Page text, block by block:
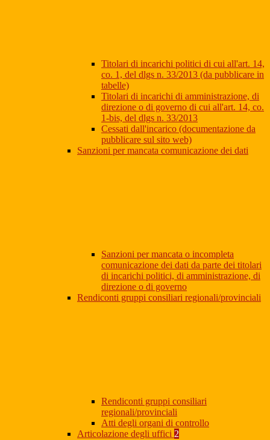
Titolari di incarichi politici di cui all'art. 14,
co. 1, del dlgs n. 33/2013 (da pubblicare in
tabelle)
Titolari di incarichi di amministrazione, di
direzione o di governo di cui all'art. 14, co.
1-bis, del dlgs n. 33/2013
Cessati dall'incarico (documentazione da
pubblicare sul sito web)
Sanzioni per mancata comunicazione dei dati
Sanzioni per mancata o incompleta
comunicazione dei dati da parte dei titolari
di incarichi politici, di amministrazione, di
direzione o di governo
Rendiconti gruppi consiliari regionali/provinciali
Rendiconti gruppi consiliari
regionali/provinciali
Atti degli organi di controllo
Articolazione degli uffici 2